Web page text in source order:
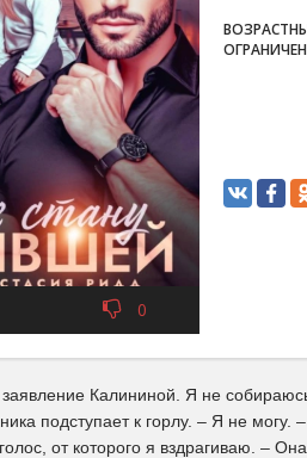
0
Калининой. Я не
подступает к горлу. – Я не могу.
голос, от которого я вздрагиваю. –